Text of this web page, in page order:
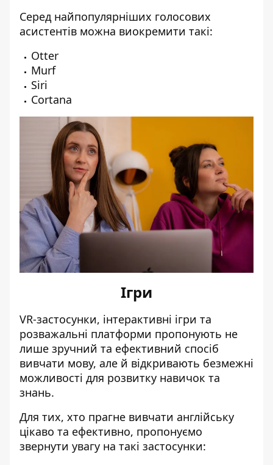
Серед найпопулярніших голосових
асистентів можна виокремити такі:
Otter
Murf
Siri
Cortana
Ігри
VR-застосунки, інтерактивні ігри та
розважальні платформи пропонують не
лише зручний та ефективний спосіб
вивчати мову, але й відкривають безмежні
можливості для розвитку навичок та
знань.
Для тих, хто прагне вивчати англійську
цікаво та ефективно, пропонуємо
звернути увагу на такі застосунки: